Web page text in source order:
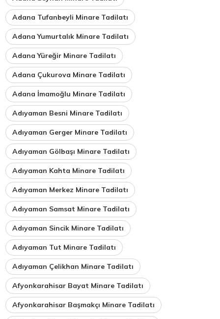
Adana Tufanbeyli Minare Tadilatı
Adana Yumurtalık Minare Tadilatı
Adana Yüreğir Minare Tadilatı
Adana Çukurova Minare Tadilatı
Adana İmamoğlu Minare Tadilatı
Adıyaman Besni Minare Tadilatı
Adıyaman Gerger Minare Tadilatı
Adıyaman Gölbaşı Minare Tadilatı
Adıyaman Kahta Minare Tadilatı
Adıyaman Merkez Minare Tadilatı
Adıyaman Samsat Minare Tadilatı
Adıyaman Sincik Minare Tadilatı
Adıyaman Tut Minare Tadilatı
Adıyaman Çelikhan Minare Tadilatı
Afyonkarahisar Bayat Minare Tadilatı
Afyonkarahisar Başmakçı Minare Tadilatı